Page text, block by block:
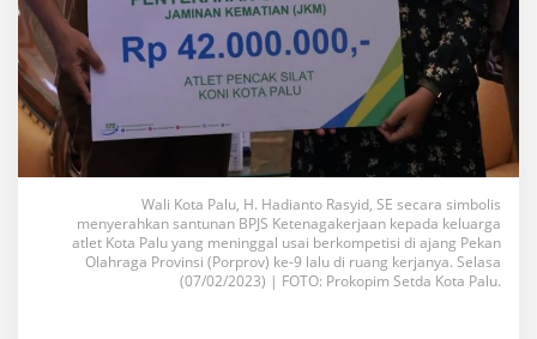
Wali Kota Palu, H. Hadianto Rasyid, SE secara simbolis
menyerahkan santunan BPJS Ketenagakerjaan kepada keluarga
atlet Kota Palu yang meninggal usai berkompetisi di ajang Pekan
Olahraga Provinsi (Porprov) ke-9 lalu di ruang kerjanya. Selasa
(07/02/2023) | FOTO: Prokopim Setda Kota Palu.